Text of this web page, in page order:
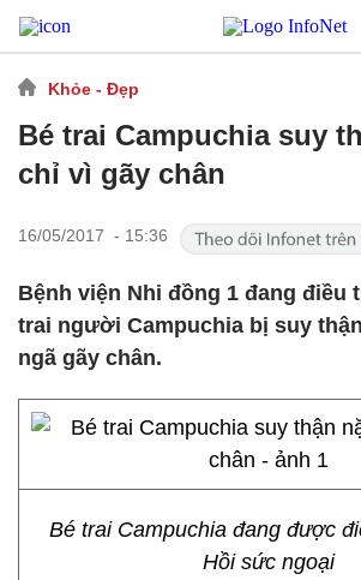
Khỏe - Đẹp
Bé trai Campuchia suy
chỉ vì gãy chân
16/05/2017 - 15:36
Bệnh viện Nhi đồng 1 đang điều
trai người Campuchia bị suy
ngã gãy chân.
Bé trai Campuchia đang được
Hồi sức ngoại